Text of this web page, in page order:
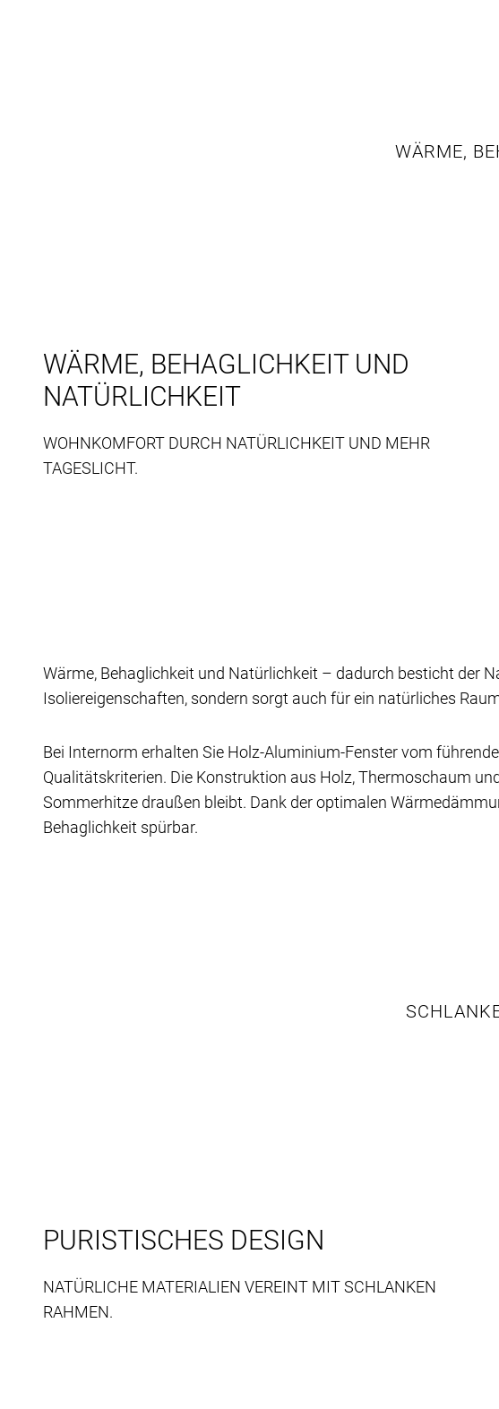
WÄRME,
WÄRME, BEHAGLICHKEIT UND
NATÜRLICHKEIT
WOHNKOMFORT DURCH NATÜRLICHKEIT UND MEHR
TAGESLICHT.
Wärme, Behaglichkeit und Natürlichkeit – dadurch besticht der
Isoliereigenschaften, sondern sorgt auch für ein natürliches
Bei Internorm erhalten Sie Holz-Aluminium-Fenster vom
Qualitätskriterien. Die Konstruktion aus Holz, Thermoschaum
Sommerhitze draußen bleibt. Dank der optimalen
Behaglichkeit spürbar.
PURISTISCHES DESIGN
NATÜRLICHE MATERIALIEN VEREINT MIT SCHLANKEN
RAHMEN.